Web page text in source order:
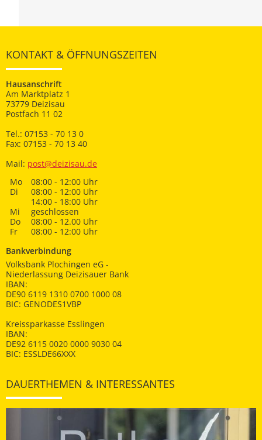
KONTAKT & ÖFFNUNGSZEITEN
Hausanschrift
Am Marktplatz 1
73779 Deizisau
Postfach 11 02
Tel.: 07153 - 70 13 0
Fax: 07153 - 70 13 40
Mail: post@deizisau.de
Mo
08:00 - 12:00 Uhr
Di
08:00 - 12:00 Uhr
14:00 - 18:00 Uhr
Mi
geschlossen
Do
08:00 - 12.00 Uhr
Fr
08:00 - 12:00 Uhr
Bankverbindung
Volksbank Plochingen eG -
Niederlassung Deizisauer Bank
IBAN:
DE90 6119 1310 0700 1000 08
BIC: GENODES1VBP
Kreissparkasse Esslingen
IBAN:
DE92 6115 0020 0000 9030 04
BIC: ESSLDE66XXX
DAUERTHEMEN & INTERESSANTES